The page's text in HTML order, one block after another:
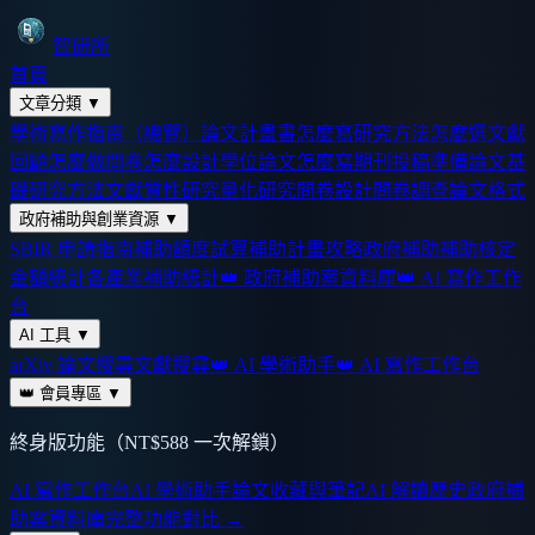
智研所
首頁
文章分類 ▼
學術寫作指南（總覽） 論文計畫書怎麼寫研究方法怎麼選文獻
回顧怎麼做問卷怎麼設計學位論文怎麼寫期刊投稿準備論文基
礎研究方法文獻質性研究量化研究問卷設計問卷調查論文格式
政府補助與創業資源 ▼
SBIR 申請指南補助額度試算補助計畫攻略政府補助補助核定
金額統計各產業補助統計👑 政府補助案資料庫👑 AI 寫作工作
台
AI 工具 ▼
arXiv 論文搜尋文獻搜尋👑 AI 學術助手👑 AI 寫作工作台
👑 會員專區 ▼
終身版功能（NT$588 一次解鎖）
AI 寫作工作台AI 學術助手論文收藏與筆記AI 解讀歷史政府補
助案資料庫完整功能對比 →